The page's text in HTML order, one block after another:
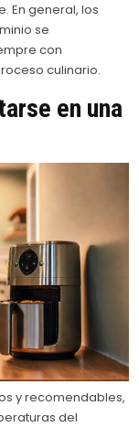
En general, los
se
con
culinario.
en una
y recomendables,
del